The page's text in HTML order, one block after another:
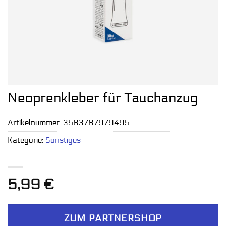
Neoprenkleber für Tauchanzug
5,99 €
ZUM PARTNERSHOP
Artikelnummer: 3583787979495
Kategorie: Sonstiges